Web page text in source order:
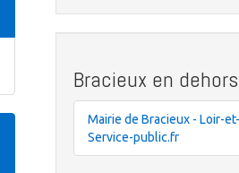
Bracieux en
Mairie de Bracieux - Loir-
Service-public.fr